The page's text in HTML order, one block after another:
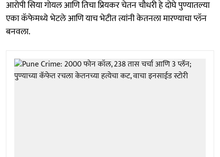
आरोपी सिया गोयल आणि तिचा प्रियकर चेतन चौधरी हे दोघे पुण्यातल्या
एका कॅफेमध्ये भेटले आणि याच भेटीत त्यांनी केतनला मारण्याचा प्लॅन
बनवला.